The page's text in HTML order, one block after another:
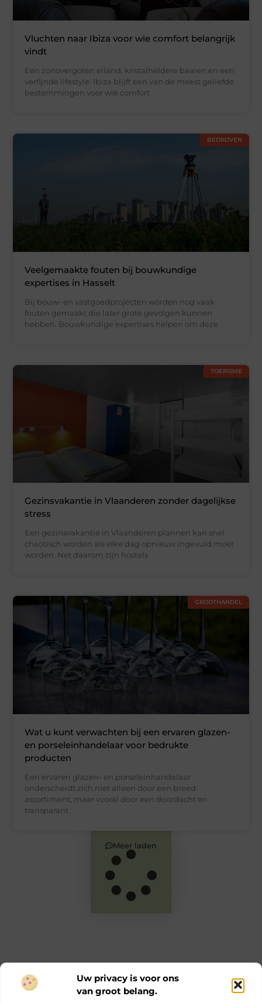
Uw privacy is voor ons
van groot belang.
Vluchten naar Ibiza voor wie comfort belangrijk
vindt
Een zonovergoten eiland, kristalheldere baaien en een
verfijnde lifestyle: Ibiza blijft een van de meest geliefde
bestemmingen voor wie comfort
BEDRIJVEN
Veelgemaakte fouten bij bouwkundige
expertises in Hasselt
Bij bouw- en vastgoedprojecten worden nog vaak
fouten gemaakt die later grote gevolgen kunnen
hebben. Bouwkundige expertises helpen om deze
TOERISME
Gezinsvakantie in Vlaanderen zonder dagelijkse
stress
Een gezinsvakantie in Vlaanderen plannen kan snel
chaotisch worden als elke dag opnieuw ingevuld moet
worden. Net daarom zijn hostels
GROOTHANDEL
Wat u kunt verwachten bij een ervaren glazen-
en porseleinhandelaar voor bedrukte
producten
Een ervaren glazen- en porseleinhandelaar
onderscheidt zich niet alleen door een breed
assortiment, maar vooral door een doordacht en
transparant
Meer laden
Main Links